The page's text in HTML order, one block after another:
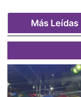
Más Leídas